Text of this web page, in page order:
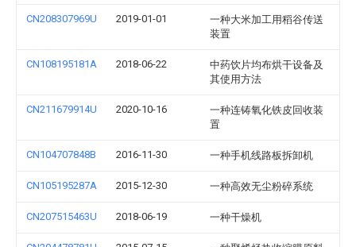
CN208307969U 2019-01-01
一种大米加工用稻谷传送
装置
CN108195181A 2018-06-22
中药饮片均布烘干设备及
其使用方法
CN211679914U 2020-10-16
一种连铸氧化铁皮回收装
置
CN104707848B 2016-11-30 一种手机线路板拆卸机
CN105195287A 2015-12-30 一种高效无尘粉碎系统
CN207515463U 2018-06-19 一种干燥机